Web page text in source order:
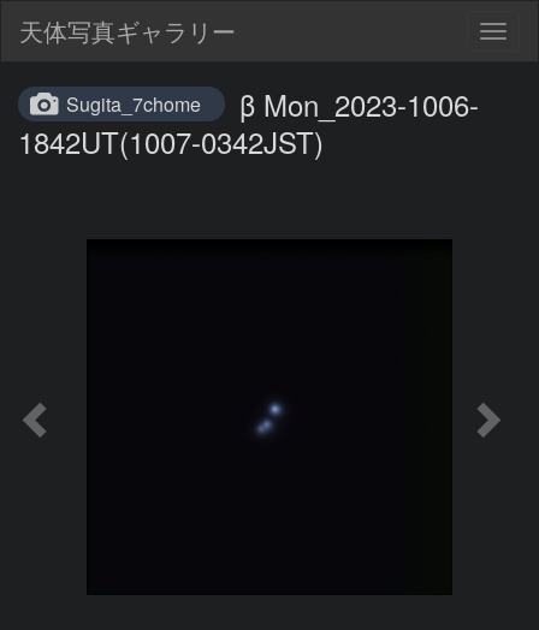
天体写真ギャラリー
Sugita_7chome
β Mon_2023-1006-
1842UT(1007-0342JST)